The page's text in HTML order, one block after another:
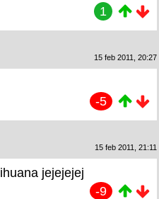
1
15 feb 2011, 20:27
-5
15 feb 2011, 21:11
jejejejej
-9